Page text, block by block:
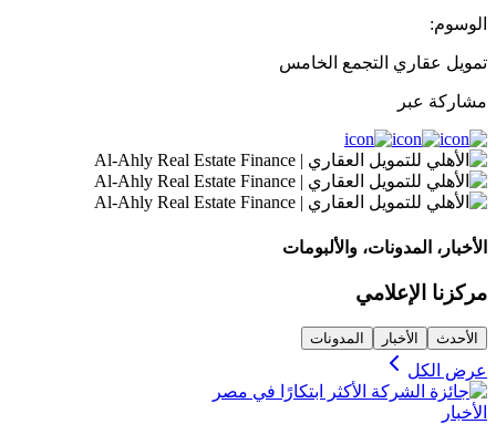
الوسوم:
تمويل عقاري التجمع الخامس
مشاركة عبر
الأخبار، المدونات، والألبومات
مركزنا الإعلامي
الأحدث الأخبار المدونات
عرض الكل
الأخبار